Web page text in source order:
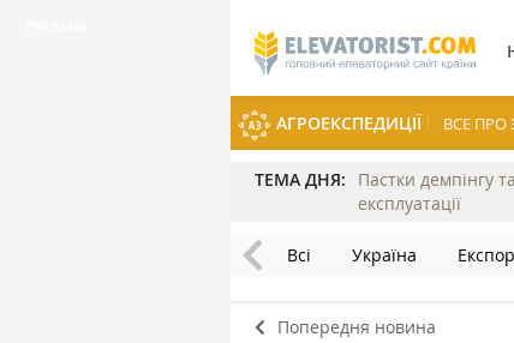
АГРОЕКСПЕДИЦІЇ ВСЕ
ТЕМА ДНЯ:
Пастки демпінгу
експлуатації
Всі Україна
Попередня новина